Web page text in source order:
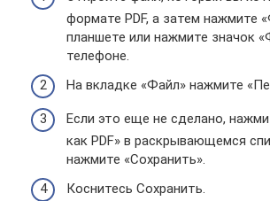
формате PDF, а затем нажмите
планшете или нажмите значок
телефоне.
На вкладке «Файл» нажмите
Если это еще не сделано,
как PDF» в раскрывающемся
нажмите «Сохранить».
Коснитесь Сохранить.